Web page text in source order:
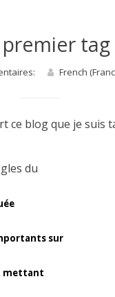
tag
French
ce blog que je suis
du
sur
mettant